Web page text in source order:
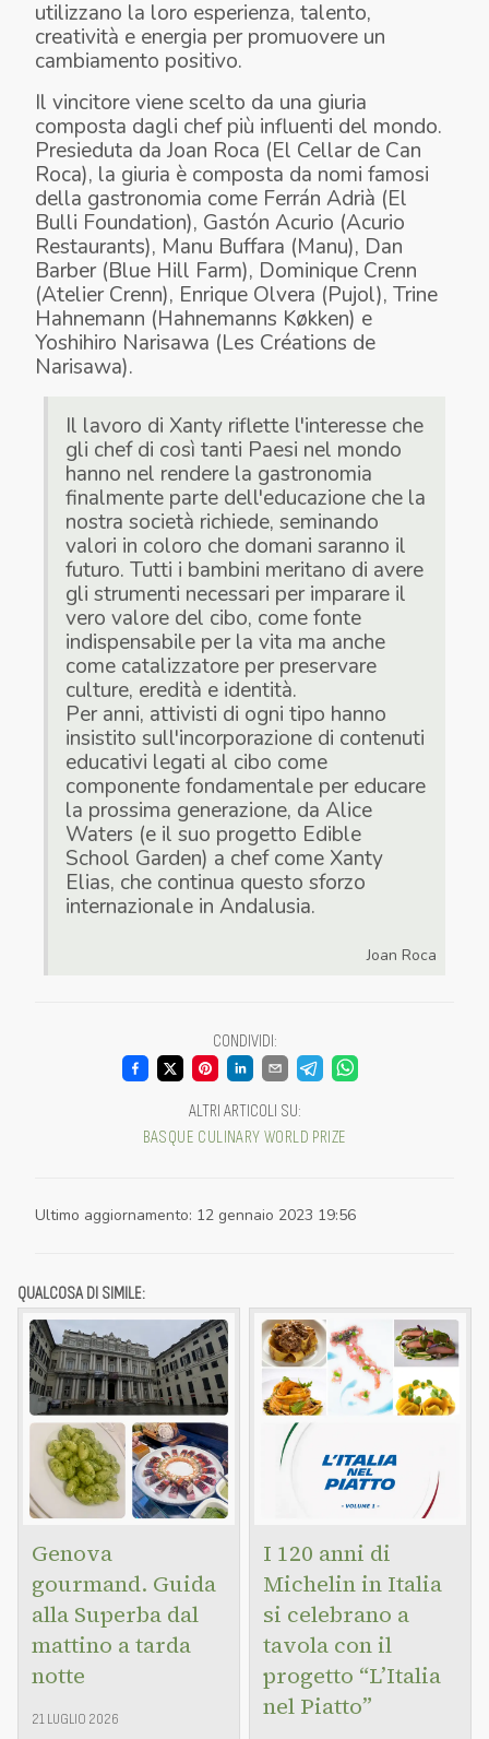
utilizzano la loro esperienza, talento,
creatività e energia per promuovere un
cambiamento positivo.
Il vincitore viene scelto da una giuria
composta dagli chef più influenti del mondo.
Presieduta da Joan Roca (El Cellar de Can
Roca), la giuria è composta da nomi famosi
della gastronomia come Ferrán Adrià (El
Bulli Foundation), Gastón Acurio (Acurio
Restaurants), Manu Buffara (Manu), Dan
Barber (Blue Hill Farm), Dominique Crenn
(Atelier Crenn), Enrique Olvera (Pujol), Trine
Hahnemann (Hahnemanns Køkken) e
Yoshihiro Narisawa (Les Créations de
Narisawa).
Il lavoro di Xanty riflette l'interesse che
gli chef di così tanti Paesi nel mondo
hanno nel rendere la gastronomia
finalmente parte dell'educazione che la
nostra società richiede, seminando
valori in coloro che domani saranno il
futuro. Tutti i bambini meritano di avere
gli strumenti necessari per imparare il
vero valore del cibo, come fonte
indispensabile per la vita ma anche
come catalizzatore per preservare
culture, eredità e identità.
Per anni, attivisti di ogni tipo hanno
insistito sull'incorporazione di contenuti
educativi legati al cibo come
componente fondamentale per educare
la prossima generazione, da Alice
Waters (e il suo progetto Edible
School Garden) a chef come Xanty
Elias, che continua questo sforzo
internazionale in Andalusia.
Joan Roca
CONDIVIDI:
ALTRI ARTICOLI SU:
BASQUE CULINARY WORLD PRIZE
Ultimo aggiornamento: 12 gennaio 2023 19:56
QUALCOSA DI SIMILE:
Genova
gourmand. Guida
alla Superba dal
mattino a tarda
notte
21 LUGLIO 2026
I 120 anni di
Michelin in Italia
si celebrano a
tavola con il
progetto “L’Italia
nel Piatto”